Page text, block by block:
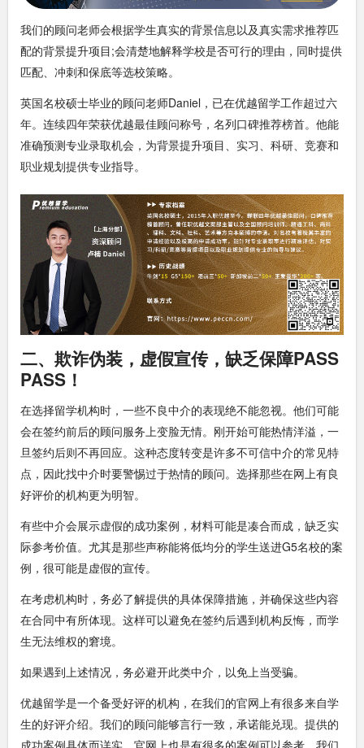
我们的顾问老师会根据学生真实的背景信息以及真实需求推荐匹
配的背景提升项目;会清楚地解释学校是否可行的理由，同时提供
匹配、冲刺和保底等选校策略。
英国名校硕士毕业的顾问老师Daniel，已在优越留学工作超过六
年。连续四年荣获优越最佳顾问称号，名列口碑推荐榜首。他能
准确预测专业录取机会，为背景提升项目、实习、科研、竞赛和
职业规划提供专业指导。
二、欺诈伪装，虚假宣传，缺乏保障PASS
PASS！
在选择留学机构时，一些不良中介的表现绝不能忽视。他们可能
会在签约前后的顾问服务上变脸无情。刚开始可能热情洋溢，一
旦签约后则不再回应。这种态度转变是许多不可信中介的常见特
点，因此找中介时要警惕过于热情的顾问。选择那些在网上有良
好评价的机构更为明智。
有些中介会展示虚假的成功案例，材料可能是凑合而成，缺乏实
际参考价值。尤其是那些声称能将低均分的学生送进G5名校的案
例，很可能是虚假的宣传。
在考虑机构时，务必了解提供的具体保障措施，并确保这些内容
在合同中有所体现。这样可以避免在签约后遇到机构反悔，而学
生无法维权的窘境。
如果遇到上述情况，务必避开此类中介，以免上当受骗。
优越留学是一个备受好评的机构，在我们的官网上有很多来自学
生的好评介绍。我们的顾问能够言行一致，承诺能兑现。提供的
成功案例具体而详实，官网上也是有很多的案例可以参考。我们